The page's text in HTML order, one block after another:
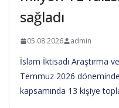
sağladı
05.08.2026 admin
İslam İktisadı Araştırma
Temmuz 2026
kapsamında 13 kişiye